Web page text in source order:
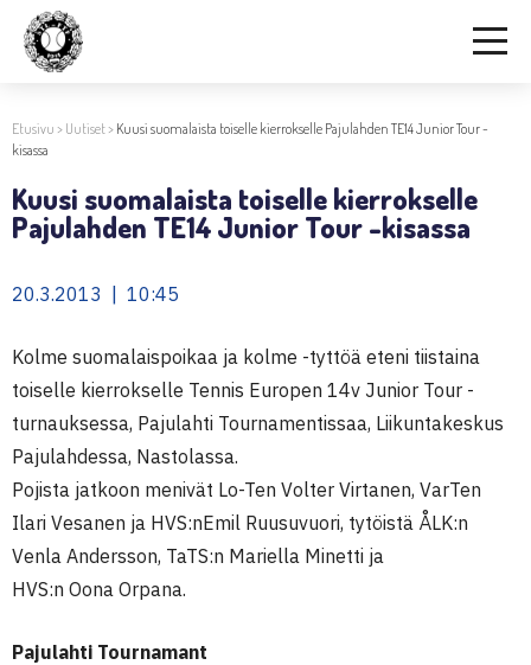
Etusivu > Uutiset> Kuusi suomalaista toiselle kierrokselle Pajulahden TE14 Junior Tour -
kisassa
Kuusi suomalaista toiselle kierrokselle
Pajulahden TE14 Junior Tour -kisassa
20.3.2013 | 10:45
Kolme suomalaispoikaa ja kolme -tyttöä eteni tiistaina
toiselle kierrokselle Tennis Europen 14v Junior Tour -
turnauksessa, Pajulahti Tournamentissaa, Liikuntakeskus
Pajulahdessa, Nastolassa.
Pojista jatkoon menivät Lo-Ten Volter Virtanen, VarTen
Ilari Vesanen ja HVS:nEmil Ruusuvuori, tytöistä ÅLK:n
Venla Andersson, TaTS:n Mariella Minetti ja
HVS:n Oona Orpana.
Pajulahti Tournamant